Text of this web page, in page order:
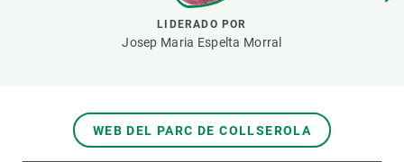
LIDERADO POR
Josep Maria Espelta Morral
WEB DEL PARC DE COLLSEROLA